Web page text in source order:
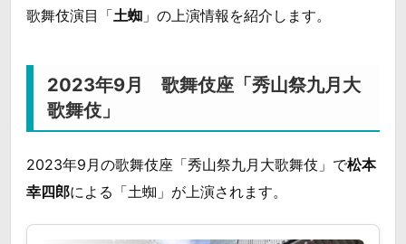
歌舞伎演目「土蜘 」の上演情報を紹介します。
2023年9月 歌舞伎座「秀山祭九月大
歌舞伎」
2023年9月の歌舞伎座「秀山祭九月大歌舞伎」で松本
幸四郎による「土蜘」が上演されます。